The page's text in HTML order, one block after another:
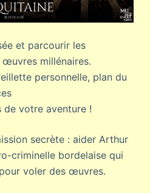
et parcourir les
millénaires.
personnelle, plan du
de votre aventure !
secrète : aider Arthur
criminelle bordelaise qui
voler des œuvres.